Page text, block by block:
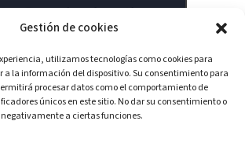
Gestión de cookies
utilizamos tecnologías como cookies para
la información del dispositivo. Su consentimiento para
procesar datos como el comportamiento de
únicos en este sitio. No dar su consentimiento o
a ciertas funciones.